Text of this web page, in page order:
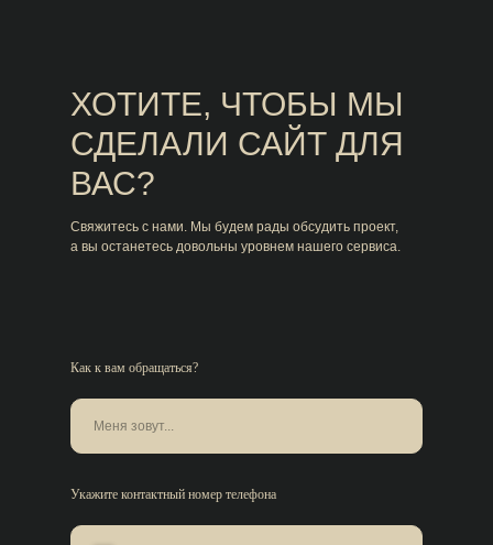
ХОТИТЕ, ЧТОБЫ МЫ
СДЕЛАЛИ САЙТ ДЛЯ
ВАС?
Свяжитесь с нами. Мы будем рады обсудить проект,
а вы останетесь довольны уровнем нашего сервиса.
Как к вам обращаться?
Укажите контактный номер телефона